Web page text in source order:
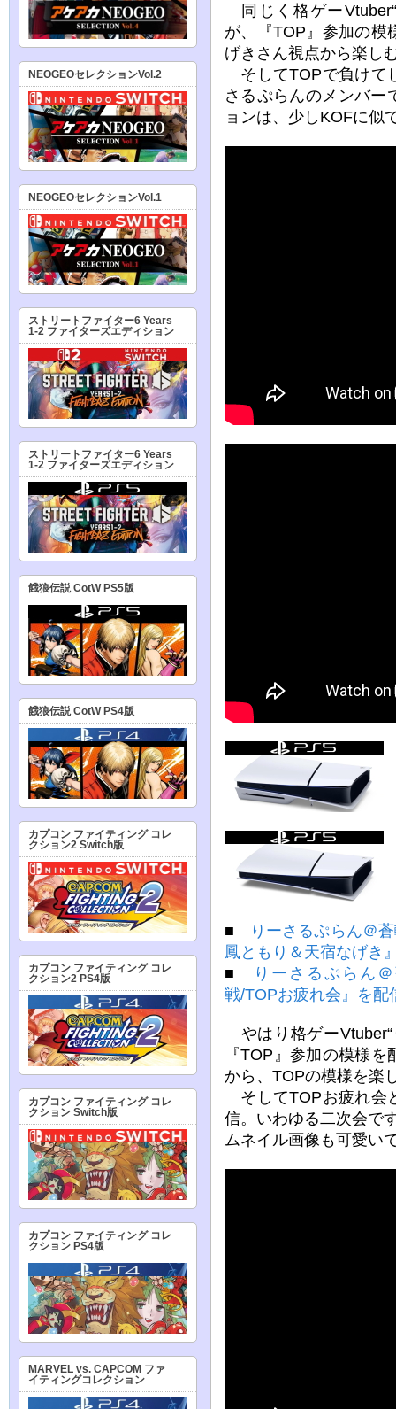
同じく格ゲー
が、『TOP』参加の模
げきさん視点から楽し
そしてTOPで負けて
さるぷらんのメンバー
ョンは、少しKOFに似
■
りーさるぷらん＠
鳳ともり＆天宿なげき
■
りーさるぷらん
戦/TOPお疲れ会』を配
やはり格ゲー
『TOP』参加の模様
から、TOPの模様を楽
そしてTOPお疲れ会
信。いわゆる二次会で
ムネイル画像も可愛い
NEOGEOセレクションVol.2
NEOGEOセレクションVol.1
ストリートファイター6 Years
1-2 ファイターズエディション
ストリートファイター6 Years
1-2 ファイターズエディション
餓狼伝説 CotW PS5版
餓狼伝説 CotW PS4版
カプコン ファイティング コレ
クション2 Switch版
カプコン ファイティング コレ
クション2 PS4版
カプコン ファイティング コレ
クション Switch版
カプコン ファイティング コレ
クション PS4版
MARVEL vs. CAPCOM ファ
イティングコレクション